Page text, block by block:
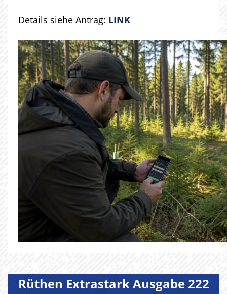
Details siehe Antrag: LINK
Rüthen Extrastark Ausgabe 222